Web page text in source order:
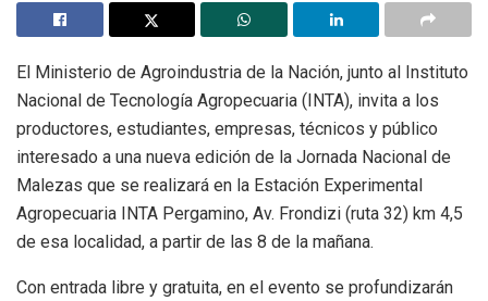
El Ministerio de Agroindustria de la Nación, junto al Instituto
Nacional de Tecnología Agropecuaria (INTA), invita a los
productores, estudiantes, empresas, técnicos y público
interesado a una nueva edición de la Jornada Nacional de
Malezas que se realizará en la Estación Experimental
Agropecuaria INTA Pergamino, Av. Frondizi (ruta 32) km 4,5
de esa localidad, a partir de las 8 de la mañana.
Con entrada libre y gratuita, en el evento se profundizarán